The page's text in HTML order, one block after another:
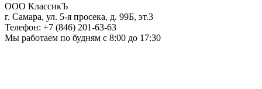
ООО КлассикЪ
г. Самара, ул. 5-я просека, д. 99Б, эт.3
Телефон: +7 (846) 201-63-63
Мы работаем по будням с 8:00 до 17:30